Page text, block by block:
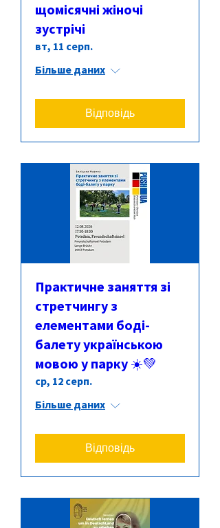
щомісячні жіночі
зустрічі
вт, 11 серп.
Більше даних
Відповідь
Практичне заняття зі
стретчингу з
елементами боді-
балету українською
мовою у парку ☀️💚
ср, 12 серп.
Більше даних
Відповідь